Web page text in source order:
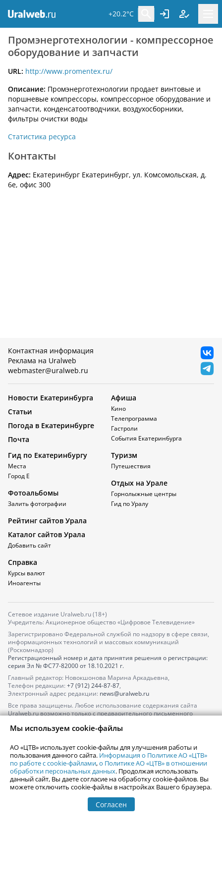
+20.2°C
Промэнерготехнологии - компрессорное
оборудование и запчасти
URL: http://www.promentex.ru/
Описание: Промэнерготехнологии продает винтовые и
поршневые компрессоры, компрессорное оборудование и
запчасти, конденсатоотводчики, воздухосборники,
фильтры очистки воды
Статистика ресурса
Контакты
Адрес: Екатеринбург Екатеринбург, ул. Комсомольская, д.
6е, офис 300
Контактная информация
Реклама на Uralweb
webmaster@uralweb.ru
Новости Екатеринбурга
Статьи
Погода в Екатеринбурге
Почта
Афиша
Кино
Телепрограмма
Гастроли
События Екатеринбурга
Гид по Екатеринбургу
Места
Город Е
Фотоальбомы
Залить фотографии
Туризм
Путешествия
Отдых на Урале
Горнолыжные центры
Гид по Уралу
Рейтинг сайтов Урала
Каталог сайтов Урала
Добавить сайт
Справка
Курсы валют
Иноагенты
Сетевое издание Uralweb.ru (18+)
Учредитель: Акционерное общество «Цифровое Телевидение»
Зарегистрировано Федеральной службой по надзору в сфере связи,
информационных технологий и массовых коммуникаций
(Роскомнадзор)
Регистрационный номер и дата принятия решения о регистрации:
серия Эл № ФС77-82000от 18.10.2021 г.
Главный редактор: Новокшонова Марина Аркадьевна,
Телефон редакции: +7 (912) 244-87-87,
Электронный адрес редакции: news@uralweb.ru
Все права защищены. Любое использование содержания сайта
Uralweb.ru возможно только с предварительного письменного
По вопросам размещения рекламы обращайтесь по тел.
По вопросам размещения информации в разделе «Афиша»
afisha@uralweb.ru
Пользовательское соглашение на использование сайта
Политика АО «ЦТВ» в отношении обработки персональных данных
Мы используем cookie-файлы
АО «ЦТВ» использует cookie-файлы для улучшения работы и
пользования данного сайта. Информация о Политике АО «ЦТВ»
по работе с cookie-файлами,о Политике АО «ЦТВ» в отношении
обработки персональных данных. Продолжая использовать
данный сайт, Вы даете согласие на обработку cookie-файлов. Вы
можете отключить cookie-файлы в настройках Вашего браузера.
Согласен